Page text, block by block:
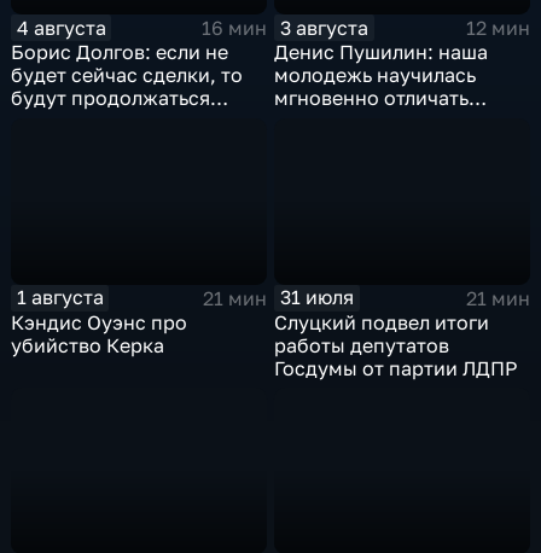
4 августа
16 мин
Борис Долгов: если не
будет сейчас сделки, то
будут продолжаться
3 августа
12 мин
Денис Пушилин: наша
молодежь научилась
мгновенно отличать
1 августа
21 мин
Кэндис Оуэнс про
убийство Керка
31 июля
21 мин
Слуцкий подвел итоги
работы депутатов
Госдумы от партии ЛДПР